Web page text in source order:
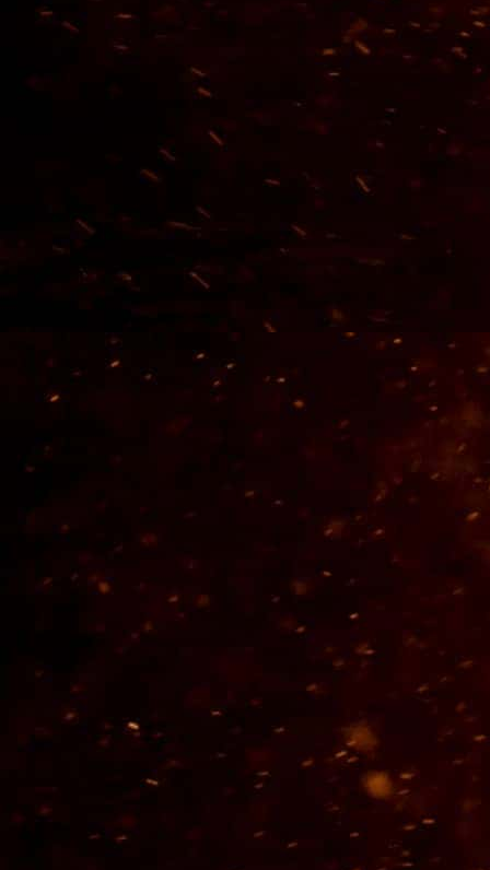
LUGAR MÁGICO
Hacienda Corralejo es un excelente lugar para conocer, ir
con la familia, amigos y disfrutar de un lugar único. Al
acercarse, se empieza a sentir una especial emoción, se
alcanzan a ver sus altas y esbeltas palmeras a su
alrededor, como dando la bienvenida a sus visitantes.
Desde que ingresas a la Hacienda, los visitantes son bien
uno de sus espacios y en especial el proceso con el que
se hace Tequila Corralejo, el mejor Tequila de México para
© 2026 Tequilera Corralejo S.A. de C.V.
Tels. 01 (469) 696 4104, 05 y 06.
info@tequilacorralejo.com.mx
AVISO DE PRIVACIDAD
Términos y Condiciones
SIGUENOS EN :